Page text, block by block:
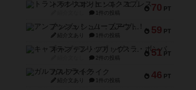
70 PT
トランスオリエント・エクスプレス
1件の投稿
59 PT
アンブッシュ！：ムーブアウト！
紹介文あり 1件の投稿
51 PT
キャプテン・フリップ：イスラ・ボンバ
2件の投稿
46 PT
ガルフストライク
紹介文あり 1件の投稿